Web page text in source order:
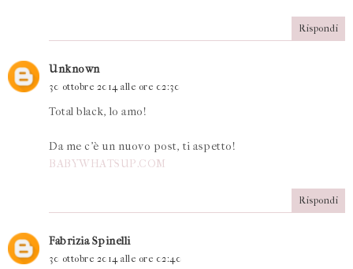
Rispondi
Unknown
30 ottobre 2014 alle ore 02:30
Total black, lo amo!
Da me c'è un nuovo post, ti aspetto!
BABYWHATSUP.COM
Rispondi
Fabrizia Spinelli
30 ottobre 2014 alle ore 02:40